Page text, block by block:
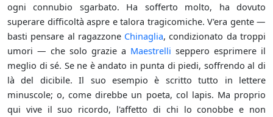
ogni connubio sgarbato. Ha sofferto molto, ha dovuto
superare difficoltà aspre e talora tragicomiche. V'era gente —
basti pensare al ragazzone Chinaglia, condizionato da troppi
umori — che solo grazie a Maestrelli seppero esprimere il
meglio di sé. Se ne è andato in punta di piedi, soffrendo al di
là del dicibile. Il suo esempio è scritto tutto in lettere
minuscole; o, come direbbe un poeta, col lapis. Ma proprio
qui vive il suo ricordo, l'affetto di chi lo conobbe e non